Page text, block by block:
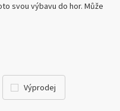
svou výbavu do hor. Může
Výprodej